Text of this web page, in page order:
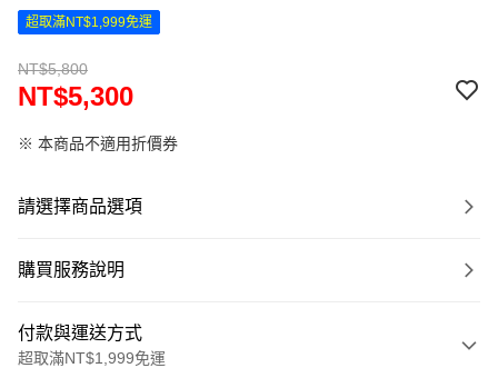
超取滿NT$1,999免運
NT$5,800
NT$5,300
※ 本商品不適用折價券
請選擇商品選項
購買服務說明
付款與運送方式
超取滿NT$1,999免運